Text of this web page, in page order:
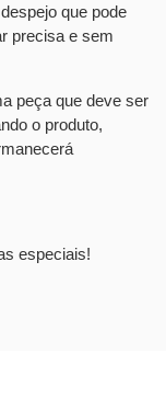
que pode
precisa e sem
peça que deve ser
o produto,
especiais!